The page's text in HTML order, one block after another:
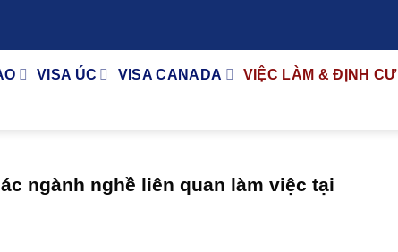
VISA ÚC VISA CANADA VIỆC LÀM & ĐỊNH CƯ
ngành nghề liên quan làm việc tại